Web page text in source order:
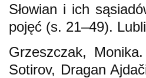
Słowian i ich
pojęć (s. 21–49).
Grzeszczak,
Sotirov, Dragan